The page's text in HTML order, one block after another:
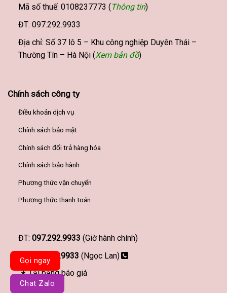
Mã số thuế: 0108237773 ( Thông tin)
ĐT: 097.292.9933
Địa chỉ: Số 37 lô 5 – Khu công nghiệp Duyên Thái –
Thường Tín – Hà Nội (Xem bản đồ)
Chính sách công ty
Điều khoản dịch vụ
Chính sách bảo mật
Chính sách đổi trả hàng hóa
Chính sách bảo hành
Phương thức vận chuyển
Phương thức thanh toán
ĐT: 097.292.9933 (Giờ hành chính)
097.292.9933 (Ngọc Lan)
Tải bảng báo giá
Gọi ngay
Chat Zalo